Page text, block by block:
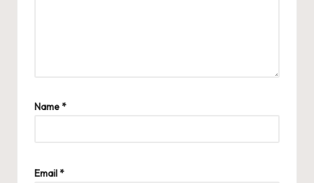
Name*
Email*